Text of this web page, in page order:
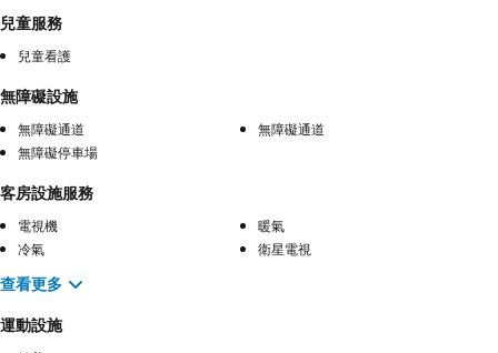
兒童服務
兒童看護
無障礙設施
無障礙通道
無障礙通道
無障礙停車場
客房設施服務
電視機
暖氣
冷氣
衛星電視
查看更多
運動設施